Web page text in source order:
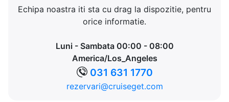
Echipa noastra iti sta cu drag la dispozitie, pentru
orice informatie.
Luni - Sambata 00:00 - 08:00
America/Los_Angeles
031 631 1770
rezervari@cruiseget.com